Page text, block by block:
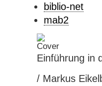
biblio-net
mab2
Einführung in
/ Markus